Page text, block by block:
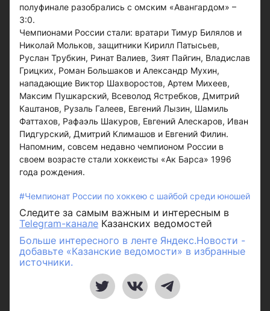
полуфинале разобрались с омским «Авангардом» –
3:0.
Чемпионами России стали: вратари Тимур Билялов и
Николай Мольков, защитники Кирилл Патысьев,
Руслан Трубкин, Ринат Валиев, Зият Пайгин, Владислав
Грицких, Роман Большаков и Александр Мухин,
нападающие Виктор Шахворостов, Артем Михеев,
Максим Пушкарский, Всеволод Ястребков, Дмитрий
Каштанов, Рузаль Галеев, Евгений Лызин, Шамиль
Фаттахов, Рафаэль Шакуров, Евгений Алескаров, Иван
Пидгурский, Дмитрий Климашов и Евгений Филин.
Напомним, совсем недавно чемпионом России в
своем возрасте стали хоккеисты «Ак Барса» 1996
года рождения.
#Чемпионат России по хоккею с шайбой среди юношей
Следите за самым важным и интересным в
Telegram-канале Казанских ведомостей
Больше интересного в ленте Яндекс.Новости -
добавьте «Казанские ведомости» в избранные
источники.